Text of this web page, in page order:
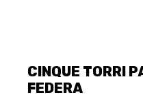
CINQUE TORRI
FEDERA